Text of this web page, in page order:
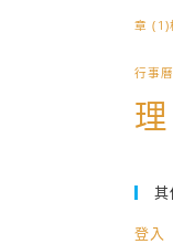
章 (1)
行事曆
理
其
登入